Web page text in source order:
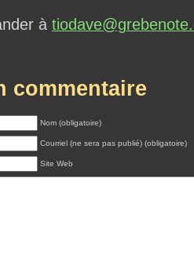
à
commentaire
Nom (obligatoire)
Courriel (ne sera pas publié) (obligatoire)
Site Web